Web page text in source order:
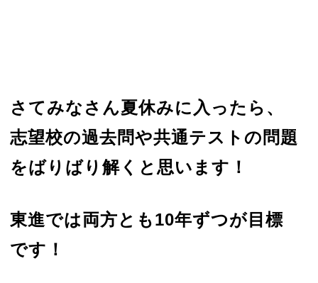
さてみなさん夏休みに入ったら、
志望校の過去問や共通テストの問題
をばりばり解くと思います！
東進では両方とも10年ずつが目標
です！